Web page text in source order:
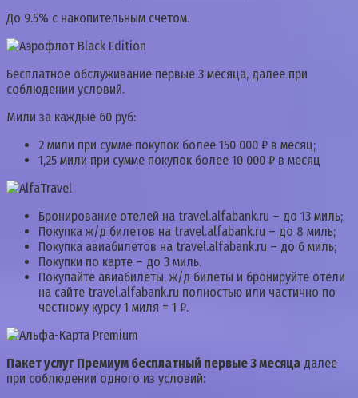
До 9.5% с накопительным счетом.
Бесплатное обслуживание первые 3 месяца, далее при
соблюдении условий.
Мили за каждые 60 руб:
2 мили при сумме покупок более 150 000 ₽ в месяц;
1,25 мили при сумме покупок более 10 000 ₽ в месяц
Бронирование отелей на travel.alfabank.ru – до 13 миль;
Покупка ж/д билетов на travel.alfabank.ru – до 8 миль;
Покупка авиабилетов на travel.alfabank.ru – до 6 миль;
Покупки по карте – до 3 миль.
Покупайте авиабилеты, ж/д билеты и бронируйте отели
на сайте travel.alfabank.ru полностью или частично по
честному курсу 1 миля = 1 ₽.
Пакет услуг Премиум бесплатный первые 3 месяца далее
при соблюдении одного из условий: